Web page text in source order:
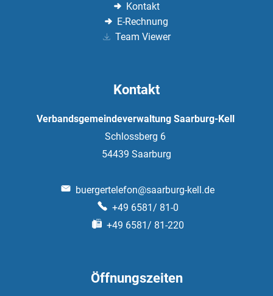
Kontakt
E-Rechnung
Team Viewer
Kontakt
Verbandsgemeindeverwaltung Saarburg-Kell
Schlossberg 6
54439 Saarburg
buergertelefon@saarburg-kell.de
+49 6581/ 81-0
+49 6581/ 81-220
Öffnungszeiten